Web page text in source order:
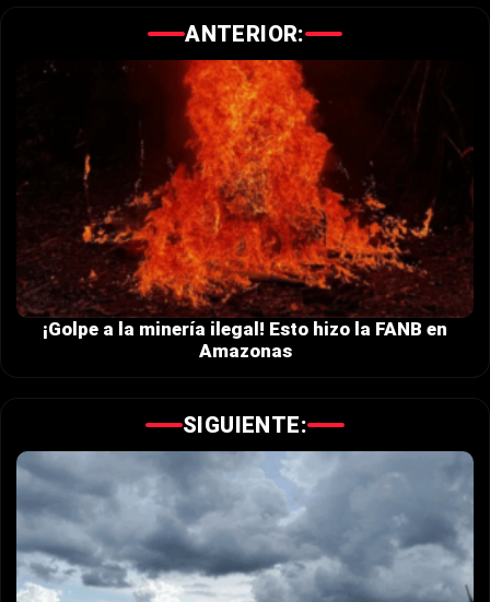
ANTERIOR:
¡Golpe a la minería ilegal! Esto hizo la FANB en
Amazonas
SIGUIENTE: